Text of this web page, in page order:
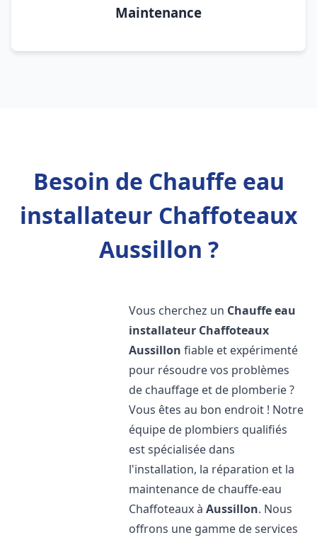
Maintenance
Besoin de Chauffe eau
installateur Chaffoteaux
Aussillon ?
Vous cherchez un Chauffe eau
installateur Chaffoteaux
Aussillon fiable et expérimenté
pour résoudre vos problèmes
de chauffage et de plomberie ?
Vous êtes au bon endroit ! Notre
équipe de plombiers qualifiés
est spécialisée dans
l'installation, la réparation et la
maintenance de chauffe-eau
Chaffoteaux àAussillon. Nous
offrons une gamme de services